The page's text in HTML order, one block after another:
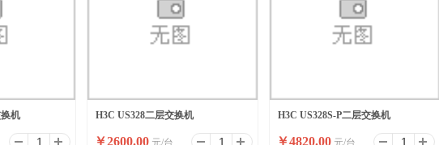
机 H3C US328二层交换机
￥2600.00 元/台
H3C US328S-P二层交换机
￥4820.00 元/台